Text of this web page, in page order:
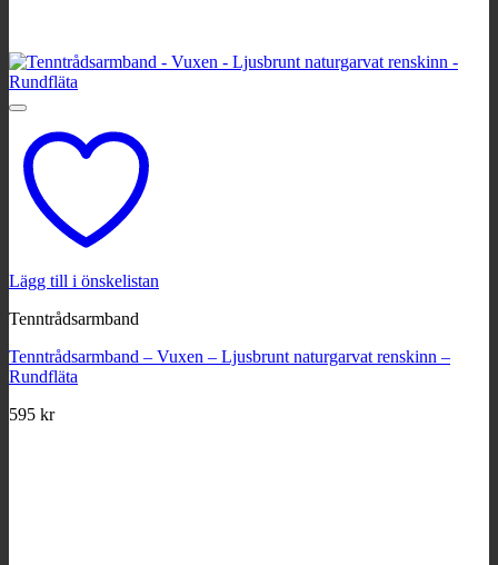
Lägg till i önskelistan
Tenntrådsarmband
Tenntrådsarmband – Vuxen – Ljusbrunt naturgarvat renskinn –
Rundfläta
595 kr